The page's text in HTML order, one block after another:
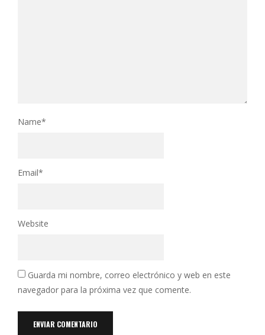
Name*
Email*
Website
Guarda mi nombre, correo electrónico y web en este
navegador para la próxima vez que comente.